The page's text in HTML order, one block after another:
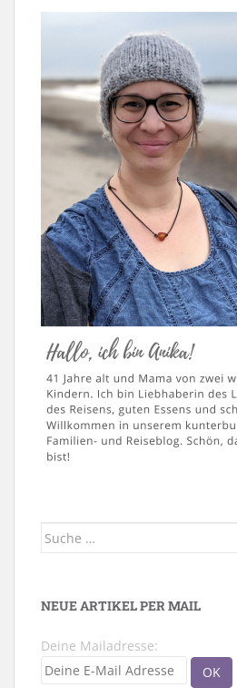
Suche
NEUE ARTIKEL PER MAIL
Deine Mailadresse: